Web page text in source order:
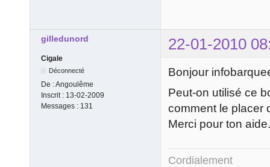
gilledunord 22-01-2010
Cigale
Déconnecté
De :Angoulême
Inscrit : 13-02-2009
Messages : 131
Bonjour
Peut-on utilisé ce
comment le placer
Merci pour ton aide.
Cordialement